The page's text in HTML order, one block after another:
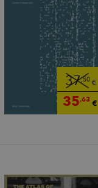
37,50€
35,63€